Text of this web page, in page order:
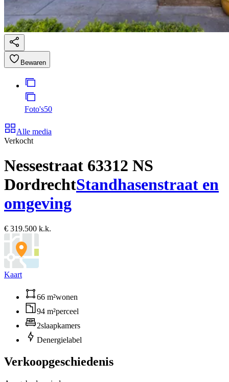
Bewaren
Foto's50
Alle media
Verkocht
Nessestraat 63312 NS
DordrechtStandhasenstraat en
omgeving
€ 319.500 k.k.
Kaart
66 m²wonen
94 m²perceel
2slaapkamers
Denergielabel
Verkoopgeschiedenis